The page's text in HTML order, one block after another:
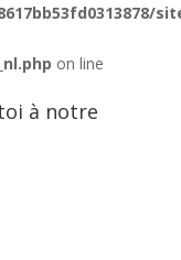
on line
à notre